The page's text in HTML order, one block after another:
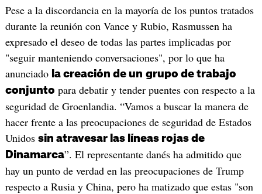
Pese a la discordancia en la mayoría de los puntos tratados
durante la reunión con Vance y Rubio, Rasmussen ha
expresado el deseo de todas las partes implicadas por
"seguir manteniendo conversaciones", por lo que ha
anunciado la creación de un grupo de trabajo
conjunto para debatir y tender puentes con respecto a la
seguridad de Groenlandia. “Vamos a buscar la manera de
hacer frente a las preocupaciones de seguridad de Estados
Unidos sin atravesar las líneas rojas de
Dinamarca”. El representante danés ha admitido que
hay un punto de verdad en las preocupaciones de Trump
respecto a Rusia y China, pero ha matizado que estas "son